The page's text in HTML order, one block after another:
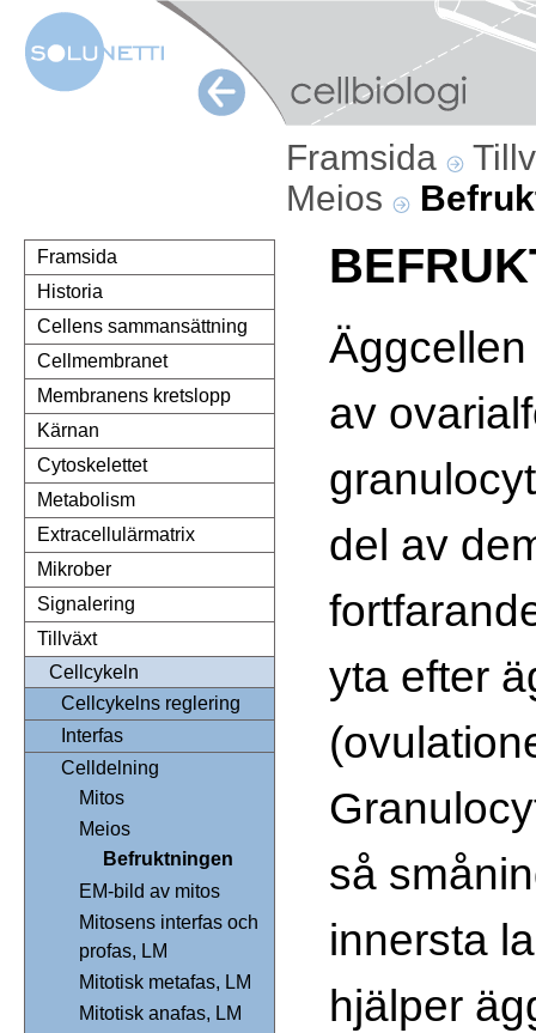
Framsida
Meios
Framsida
Historia
Cellens sammansättning
Cellmembranet
Membranens kretslopp
Kärnan
Cytoskelettet
Metabolism
Extracellulärmatrix
Mikrober
Signalering
Tillväxt
Cellcykeln
Cellcykelns reglering
Interfas
Celldelning
Mitos
Meios
Befruktningen
EM-bild av mitos
Mitosens interfas och
profas, LM
Mitotisk metafas, LM
Mitotisk anafas, LM
av
del av
yta efter
så
innersta
hjälper